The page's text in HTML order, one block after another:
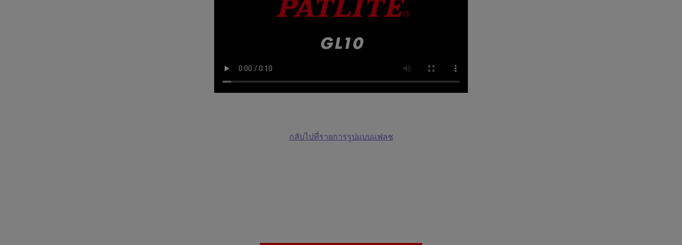
กลับไปที่รายการรูปแบบแฟลช